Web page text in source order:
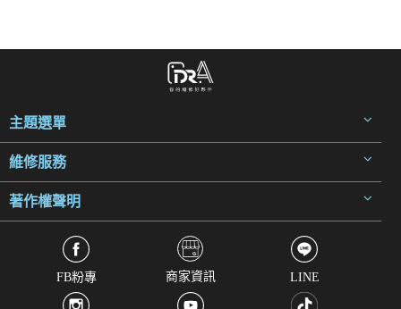
主題選單
維修服務
著作權聲明
FB粉專 商家資訊 LINE